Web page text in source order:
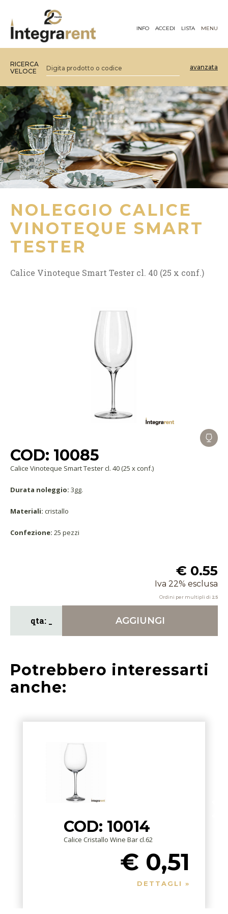
INFO ACCEDI LISTA MENU
RICERCA
VELOCE
avanzata
NOLEGGIO CALICE
VINOTEQUE SMART
TESTER
Calice Vinoteque Smart Tester cl. 40 (25 x conf.)
COD: 10085
Calice Vinoteque Smart Tester cl. 40 (25 x conf.)
Durata noleggio: 3gg.
Materiali: cristallo
Confezione: 25 pezzi
€ 0.55
Iva 22% esclusa
Ordini per multipli di 25
AGGIUNGI
Potrebbero interessarti
anche:
COD: 10014
Calice Cristallo Wine Bar cl.62
€ 0,51
DETTAGLI »